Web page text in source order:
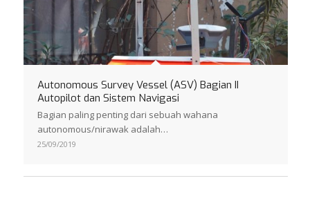
Autonomous Survey Vessel (ASV) Bagian II
Autopilot dan Sistem Navigasi
Bagian paling penting dari sebuah wahana
autonomous/nirawak adalah…
25/09/2019